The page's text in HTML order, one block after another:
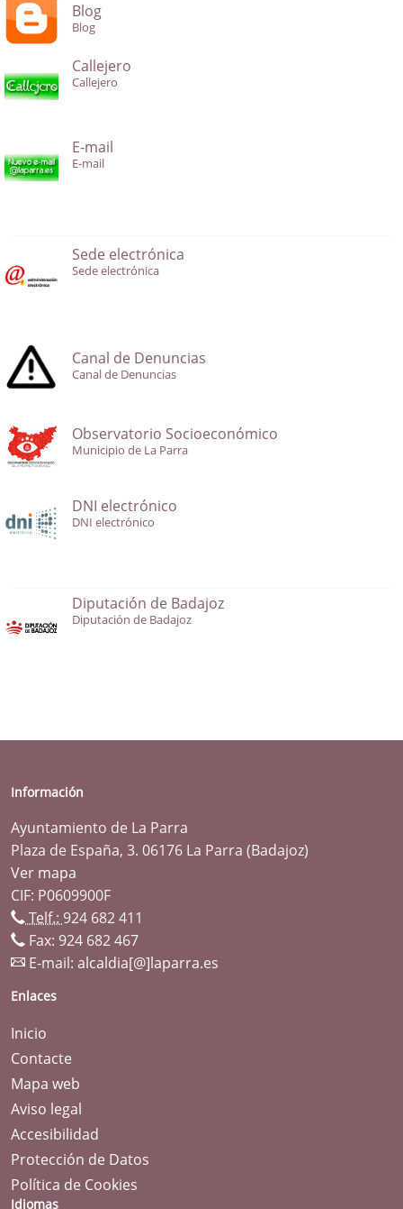
Blog
Blog
Callejero
Callejero
E-mail
E-mail
Sede electrónica
Sede electrónica
Canal de Denuncias
Canal de Denuncias
Observatorio Socioeconómico
Municipio de La Parra
DNI electrónico
DNI electrónico
Diputación de Badajoz
Diputación de Badajoz
Información
Ayuntamiento de La Parra
Plaza de España, 3. 06176 La Parra (Badajoz)
Ver mapa
CIF: P0609900F
Telf.: 924 682 411
Fax: 924 682 467
E-mail: alcaldia[@]laparra.es
Enlaces
Inicio
Contacte
Mapa web
Aviso legal
Accesibilidad
Protección de Datos
Política de Cookies
Idiomas